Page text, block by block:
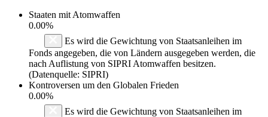
Staaten mit Atomwaffen
0.00%
Es wird die Gewichtung von Staatsanleihen im
Fonds angegeben, die von Ländern ausgegeben werden, die
nach Auflistung von SIPRI Atomwaffen besitzen.
(Datenquelle: SIPRI)
Kontroversen um den Globalen Frieden
0.00%
Es wird die Gewichtung von Staatsanleihen im